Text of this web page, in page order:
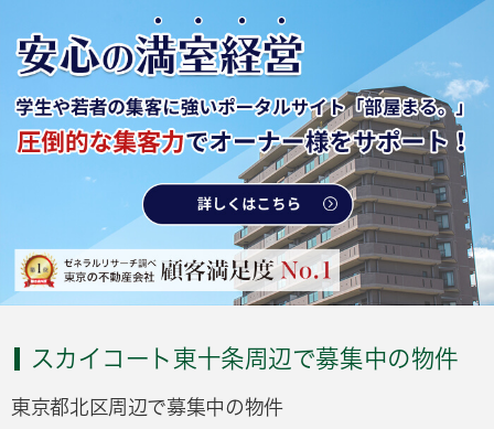
スカイコート東十条周辺で募集中の物件
東京都北区周辺で募集中の物件